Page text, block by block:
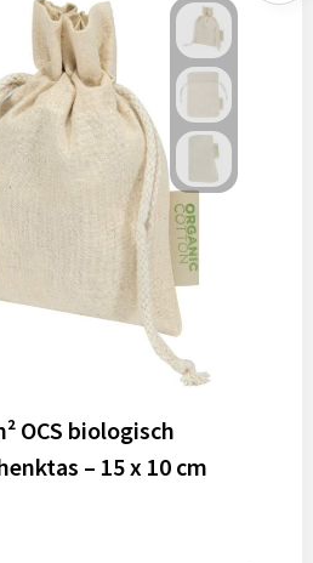
OCS biologisch
– 15 x 10 cm